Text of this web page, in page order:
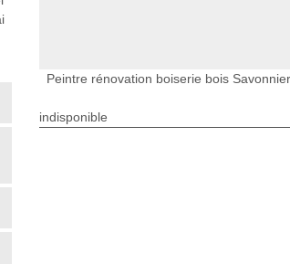
Peintre rénovation boiserie bois
indisponible